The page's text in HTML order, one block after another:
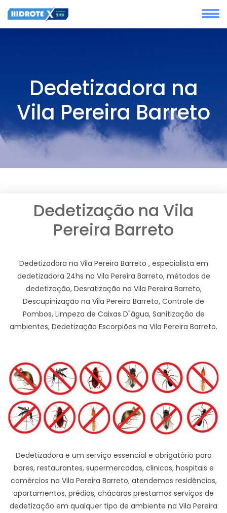
Dedetizadora na
Vila Pereira Barreto
Dedetização na Vila
Pereira Barreto
Dedetizadora na Vila Pereira Barreto , especialista em
dedetizadora 24hs na Vila Pereira Barreto, métodos de
dedetização, Desratização na Vila Pereira Barreto,
Descupinização na Vila Pereira Barreto, Controle de
Pombos, Limpeza de Caixas D"água, Sanitização de
ambientes, Dedetização Escorpiões na Vila Pereira Barreto.
Dedetizadora e um serviço essencial e obrigatório para
bares, restaurantes, supermercados, clinicas, hospitais e
comércios na Vila Pereira Barreto, atendemos residências,
apartamentos, prédios, chácaras prestamos serviços de
dedetização em qualquer tipo de ambiente na Vila Pereira